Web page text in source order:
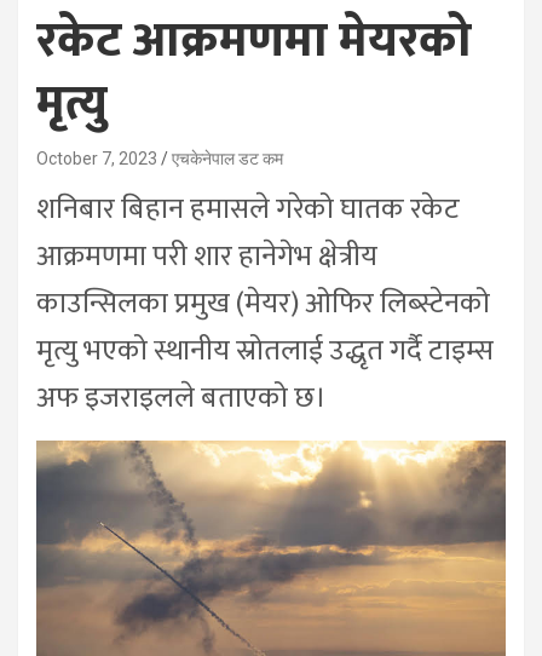
रकेट आक्रमणमा मेयरको
मृत्यु
October 7, 2023 एचकेनेपाल डट कम
शनिबार बिहान हमासले गरेको घातक रकेट
आक्रमणमा परी शार हानेगेभ क्षेत्रीय
काउन्सिलका प्रमुख (मेयर) ओफिर लिब्स्टेनको
मृत्यु भएको स्थानीय स्रोतलाई उद्धृत गर्दै टाइम्स
अफ इजराइलले बताएको छ।